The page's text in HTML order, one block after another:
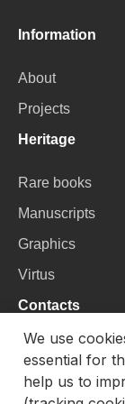
Information
About
Projects
Heritage
Rare books
Manuscripts
Graphics
Virtus
Contacts
VU Library
Universiteto g.
We use
essential for
help us to